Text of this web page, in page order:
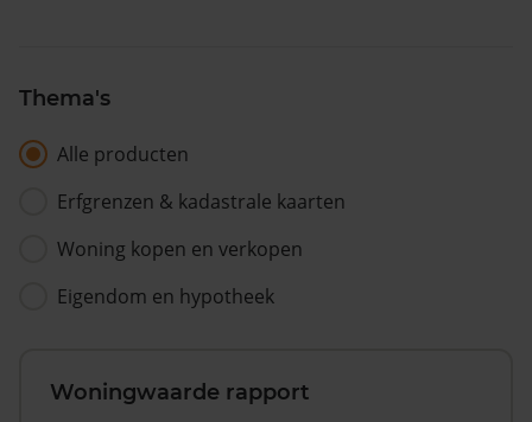
Thema's
Alle producten
Erfgrenzen & kadastrale kaarten
Woning kopen en verkopen
Eigendom en hypotheek
Woningwaarde rapport